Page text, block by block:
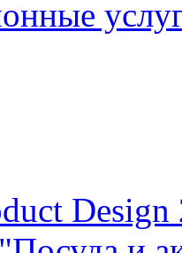
Design